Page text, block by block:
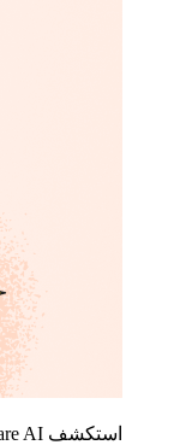
استكشف Tenorshare AI مع الميزات الجديدة المذهلة